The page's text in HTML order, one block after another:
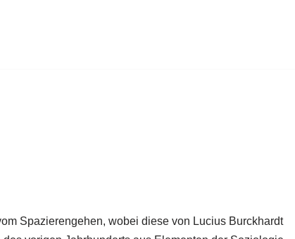
Spazierengehen, wobei diese von Lucius Burckhardt